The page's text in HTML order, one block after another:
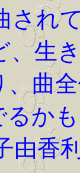
れて
、生
曲
か
由香